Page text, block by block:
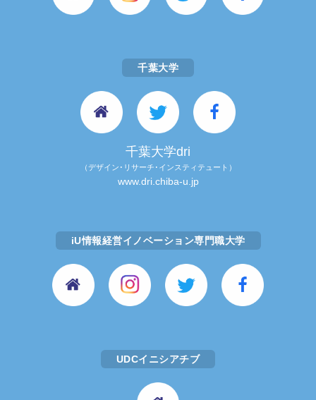
千葉大学
千葉大学dri
（デザイン･リサーチ･インスティテュート）
www.dri.chiba-u.jp
iU情報経営イノベーション専門職大学
UDCイニシアチブ